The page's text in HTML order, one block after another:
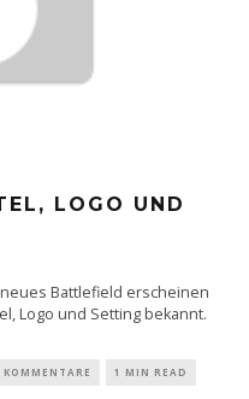
LOGO UND
Battlefield erscheinen
Logo und Setting bekannt.
KOMMENTARE 1 MIN READ